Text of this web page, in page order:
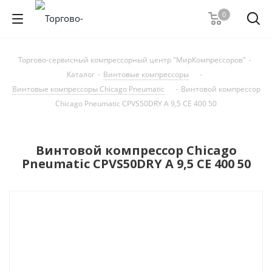
0
Торгово-сервисный компрессорный центр "МирКомпрессоров" -
Каталог - Винтовые компрессоры
-
Винтовые компрессоры Chicago Pneumatic
- Винтовой компрессор
Chicago Pneumatic CPVS50DRY A 9,5 CE 400 50
Винтовой компрессор Chicago
Pneumatic CPVS50DRY A 9,5 CE 400 50